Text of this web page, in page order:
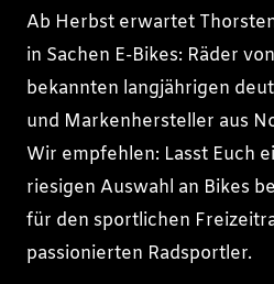
Ab Herbst erwartet
in Sachen E-Bikes: Räder
bekannten langjährigen
und Markenhersteller aus
Wir empfehlen: Lasst Euch
riesigen Auswahl an Bikes
für den sportlichen
passionierten Radsportler.